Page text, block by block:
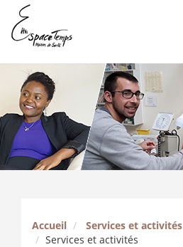
Accueil
Services et activités
Services et activités